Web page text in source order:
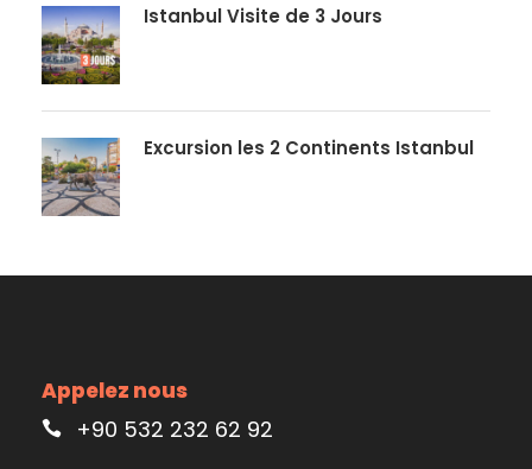
Istanbul Visite de 3 Jours
Excursion les 2 Continents Istanbul
Appelez nous
+90 532 232 62 92